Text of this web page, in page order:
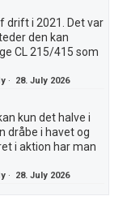
drift i 2021. Det var
den kan
CL 215/415 som
· 28. July 2026
kun det halve i
dråbe i havet og
i aktion har man
· 28. July 2026